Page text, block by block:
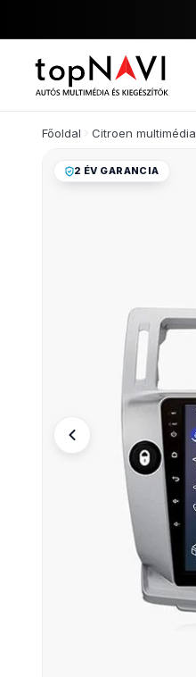
Főoldal Citroen multimédia
2 ÉV GARANCIA